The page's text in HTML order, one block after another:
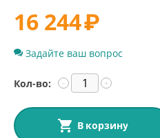
16 244₽
Задайте ваш вопрос
Кол-во: +
−
В корзину